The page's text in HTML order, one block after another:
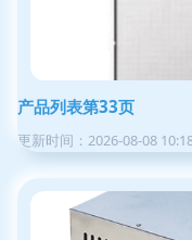
产品列表第33页
更新时间：2026-08-08